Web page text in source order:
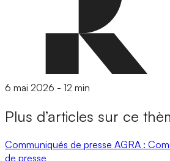
6 mai 2026 - 12 min
Plus d’articles sur ce
Communiqués de presse AGRA :
de presse